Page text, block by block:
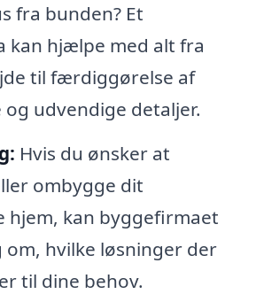
fra bunden? Et
kan hjælpe med alt fra
til færdiggørelse af
udvendige detaljer.
Hvis du ønsker at
ombygge dit
hjem, kan byggefirmaet
om, hvilke løsninger der
til dine behov.